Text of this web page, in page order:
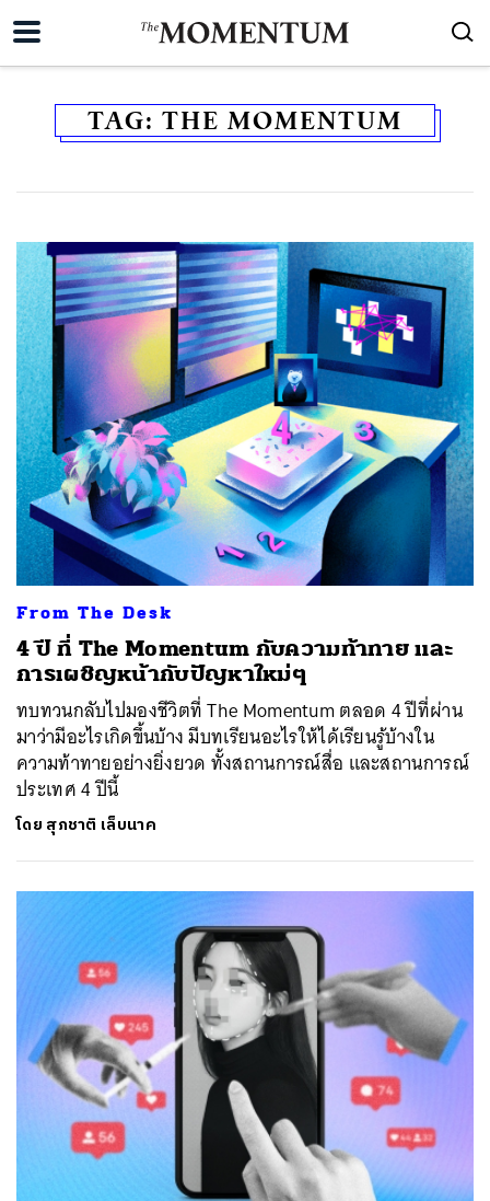
TAG: THE MOMENTUM
From The Desk
4 ปี ที่ The Momentum กับความท้าทาย และ
การเผชิญหน้ากับปัญหาใหม่ๆ
ทบทวนกลับไปมองชีวิตที่ The Momentum ตลอด 4 ปีที่ผ่าน
มาว่ามีอะไรเกิดขึ้นบ้าง มีบทเรียนอะไรให้ได้เรียนรู้บ้างใน
ความท้าทายอย่างยิ่งยวด ทั้งสถานการณ์สื่อ และสถานการณ์
ประเทศ 4 ปีนี้
โดย สุภชาติ เล็บนาค